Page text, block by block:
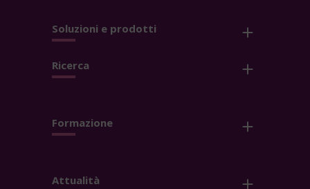
Soluzioni e prodotti
Ricerca
Formazione
Attualità